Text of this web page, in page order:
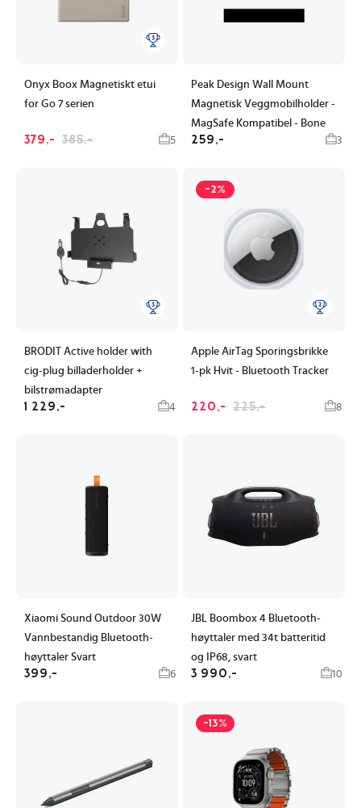
Onyx Boox Magnetiskt etui
for Go 7 serien
379,- 385,- 5
Peak Design Wall Mount
Magnetisk Veggmobilholder -
MagSafe Kompatibel - Bone
259,- 3
BRODIT Active holder with
cig-plug billaderholder +
bilstrømadapter
1 229,- 4
-2%
Apple AirTag Sporingsbrikke
1-pk Hvit - Bluetooth Tracker
220,- 225,- 8
Xiaomi Sound Outdoor 30W
Vannbestandig Bluetooth-
høyttaler Svart
399,- 6
JBL Boombox 4 Bluetooth-
høyttaler med 34t batteritid
og IP68, svart
3 990,- 10
-13%